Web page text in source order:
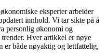
eksperter arbeider
innhold. Vi tar sikte på å
personlig økonomi og
Hver artikkel er nøye
er både nøyaktig og lettfattelig,